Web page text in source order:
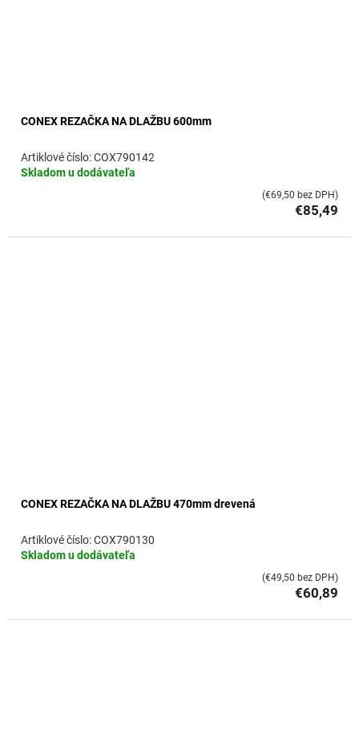
CONEX REZAČKA NA DLAŽBU 600mm
Skladom u dodávateľa
COX790142
€85,49
(€69,50 bez DPH)
CONEX REZAČKA NA DLAŽBU 470mm drevená
Skladom u dodávateľa
COX790130
€60,89
(€49,50 bez DPH)